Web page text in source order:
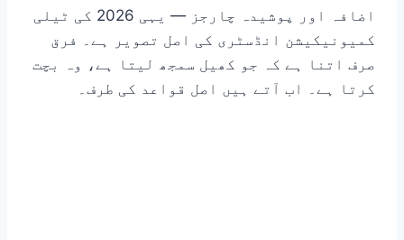
اضافہ اور پوشیدہ چارجز — یہی 2026 کی ٹیلی
کمیونیکیشن انڈسٹری کی اصل تصویر ہے۔ فرق
صرف اتنا ہے کہ جو کھیل سمجھ لیتا ہے، وہ بچت
کرتا ہے۔ اب آتے ہیں اصل قواعد کی طرف۔